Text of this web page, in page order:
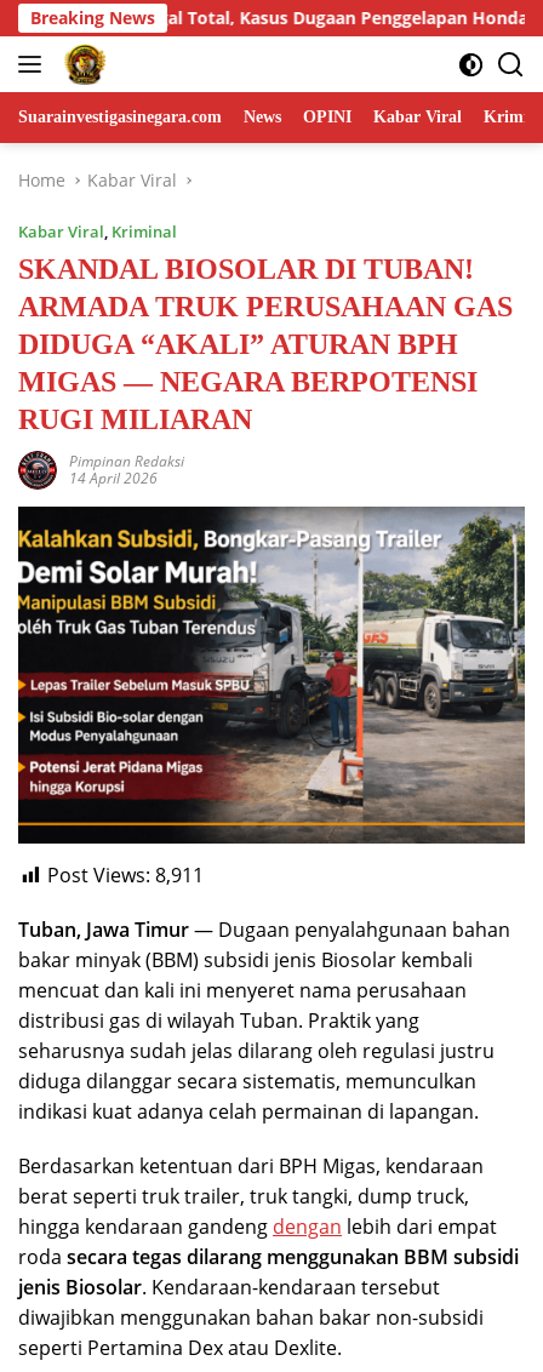
Skip
to
content
Breaking News
Dugaan Penggelapan Honda HR-V Rp130 Juta yang Libatkan
Suarainvestigasinegara.com News OPINI Kabar Viral
Home Kabar Viral
Kabar Viral, Kriminal
SKANDAL BIOSOLAR DI TUBAN!
ARMADA TRUK PERUSAHAAN GAS
DIDUGA “AKALI” ATURAN BPH
MIGAS — NEGARA BERPOTENSI
RUGI MILIARAN
Pimpinan Redaksi
14 April 2026
Post Views: 8,911
Tuban, Jawa Timur— Dugaan penyalahgunaan bahan
bakar minyak (BBM) subsidi jenis Biosolar kembali
mencuat dan kali ini menyeret nama perusahaan
distribusi gas di wilayah Tuban. Praktik yang
seharusnya sudah jelas dilarang oleh regulasi justru
diduga dilanggar secara sistematis, memunculkan
indikasi kuat adanya celah permainan di lapangan.
Berdasarkan ketentuan dari BPH Migas, kendaraan
berat seperti truk trailer, truk tangki, dump truck,
hingga kendaraan gandeng dengan lebih dari empat
roda secara tegas dilarang menggunakan BBM subsidi
jenis Biosolar. Kendaraan-kendaraan tersebut
diwajibkan menggunakan bahan bakar non-subsidi
seperti Pertamina Dex atau Dexlite.